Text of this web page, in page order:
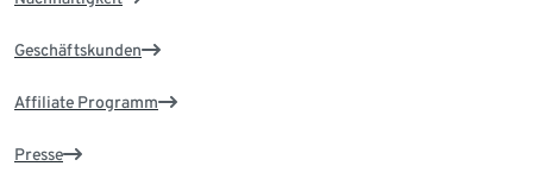
Geschäftskunden
Affiliate Programm
Presse